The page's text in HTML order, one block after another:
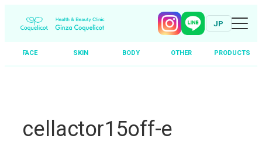
JP
FACE SKIN BODY OTHER PRODUCTS
cellactor15off-e